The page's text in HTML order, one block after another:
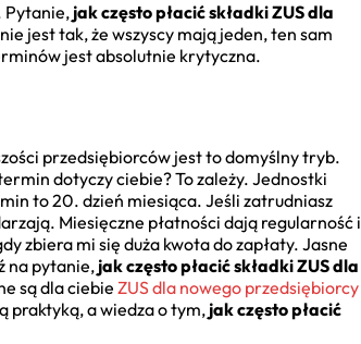
Pytanie, jak często płacić składki ZUS dla
jest tak, że wszyscy mają jeden, ten sam
jest absolutnie krytyczna.
przedsiębiorców jest to domyślny tryb.
dotyczy ciebie? To zależy. Jednostki
to 20. dzień miesiąca. Jeśli zatrudniasz
Miesięczne płatności dają regularność i
zbiera mi się duża kwota do zapłaty. Jasne
na pytanie, jak często płacić składki ZUS dla
są dla ciebie ZUS dla nowego przedsiębiorcy
praktyką, a wiedza o tym, jak często płacić